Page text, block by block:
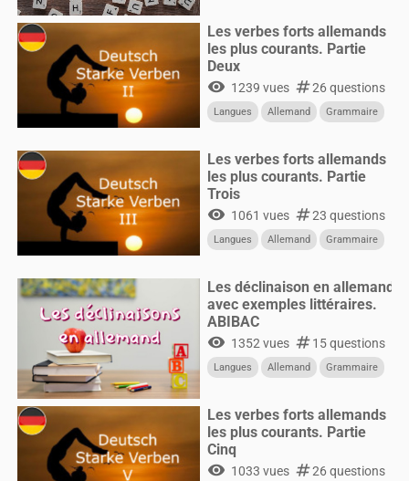
Les verbes forts allemands
les plus courants. Partie
Deux
visibility 1239 vues numbers26 questions
Langues Allemand Grammaire
Les verbes forts allemands
les plus courants. Partie
Trois
visibility 1061 vues numbers23 questions
Langues Allemand Grammaire
Les déclinaison en allemand
avec exemples littéraires.
ABIBAC
visibility 1352 vues numbers15 questions
Langues Allemand Grammaire
Les verbes forts allemands
les plus courants. Partie
Cinq
visibility 1033 vues numbers26 questions